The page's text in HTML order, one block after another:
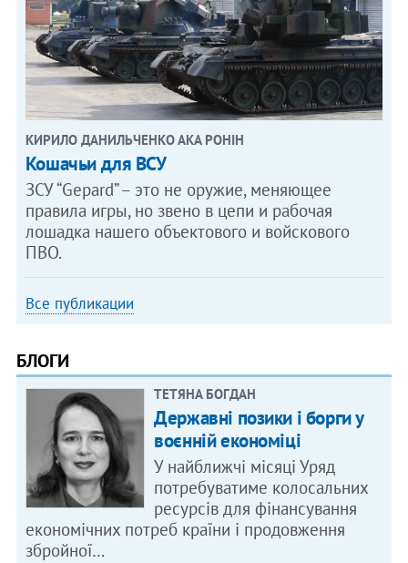
КИРИЛО ДАНИЛЬЧЕНКО АКА РОНІН
Кошачьи для ВСУ
ЗСУ “Gepard” – это не оружие, меняющее
правила игры, но звено в цепи и рабочая
лошадка нашего объектового и войскового
ПВО.
Все публикации
БЛОГИ
ТЕТЯНА БОГДАН
Державні позики і борги у
воєнній економіці
У найближчі місяці Уряд
потребуватиме колосальних
ресурсів для фінансування
економічних потреб країни і продовження
збройної…